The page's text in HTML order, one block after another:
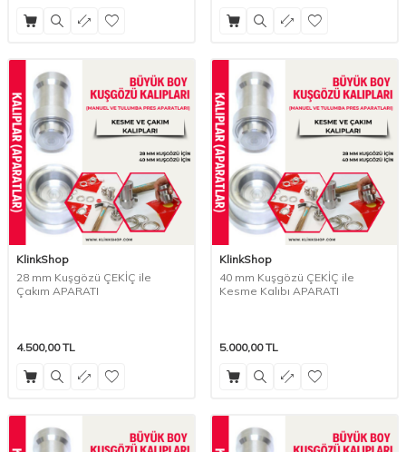
KlinkShop
28 mm Kuşgözü ÇEKİÇ ile
Çakım APARATI
4.500,00TL
KlinkShop
40 mm Kuşgözü ÇEKİÇ ile
Kesme Kalıbı APARATI
5.000,00TL